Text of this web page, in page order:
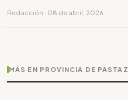
Redacción · 08 de abril, 2026
MÁS EN PROVINCIA DE